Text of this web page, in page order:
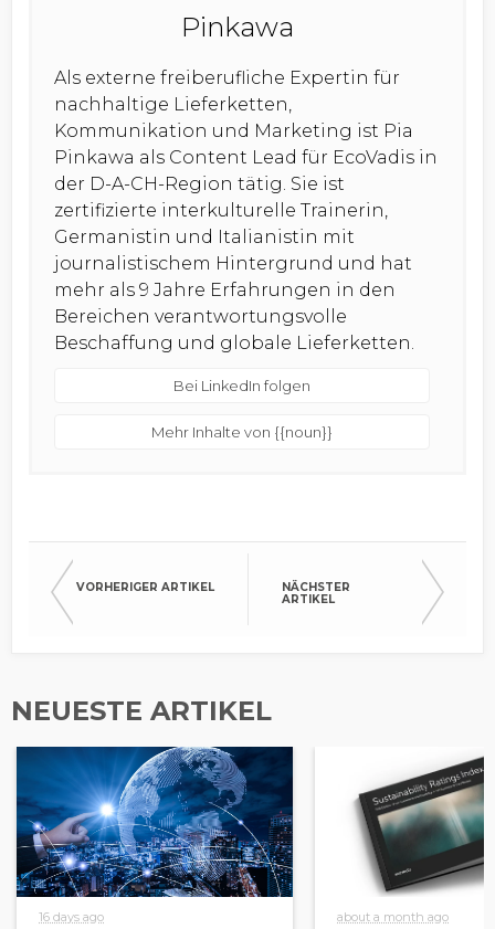
Als externe freiberufliche Expertin für
nachhaltige Lieferketten,
Kommunikation und Marketing ist Pia
Pinkawa als Content Lead für EcoVadis in
der D-A-CH-Region tätig. Sie ist
zertifizierte interkulturelle Trainerin,
Germanistin und Italianistin mit
journalistischem Hintergrund und hat
mehr als 9 Jahre Erfahrungen in den
Bereichen verantwortungsvolle
Beschaffung und globale Lieferketten.
Bei LinkedIn folgen
Mehr Inhalte von {{noun}}
VORHERIGER ARTIKEL
NÄCHSTER
ARTIKEL
NEUESTE ARTIKEL
16 days ago about a month ago